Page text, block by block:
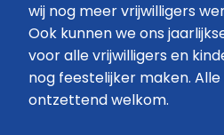
wij nog meer vrijwilligers
Ook kunnen we ons
voor alle vrijwilligers en
nog feestelijker maken.
ontzettend welkom.